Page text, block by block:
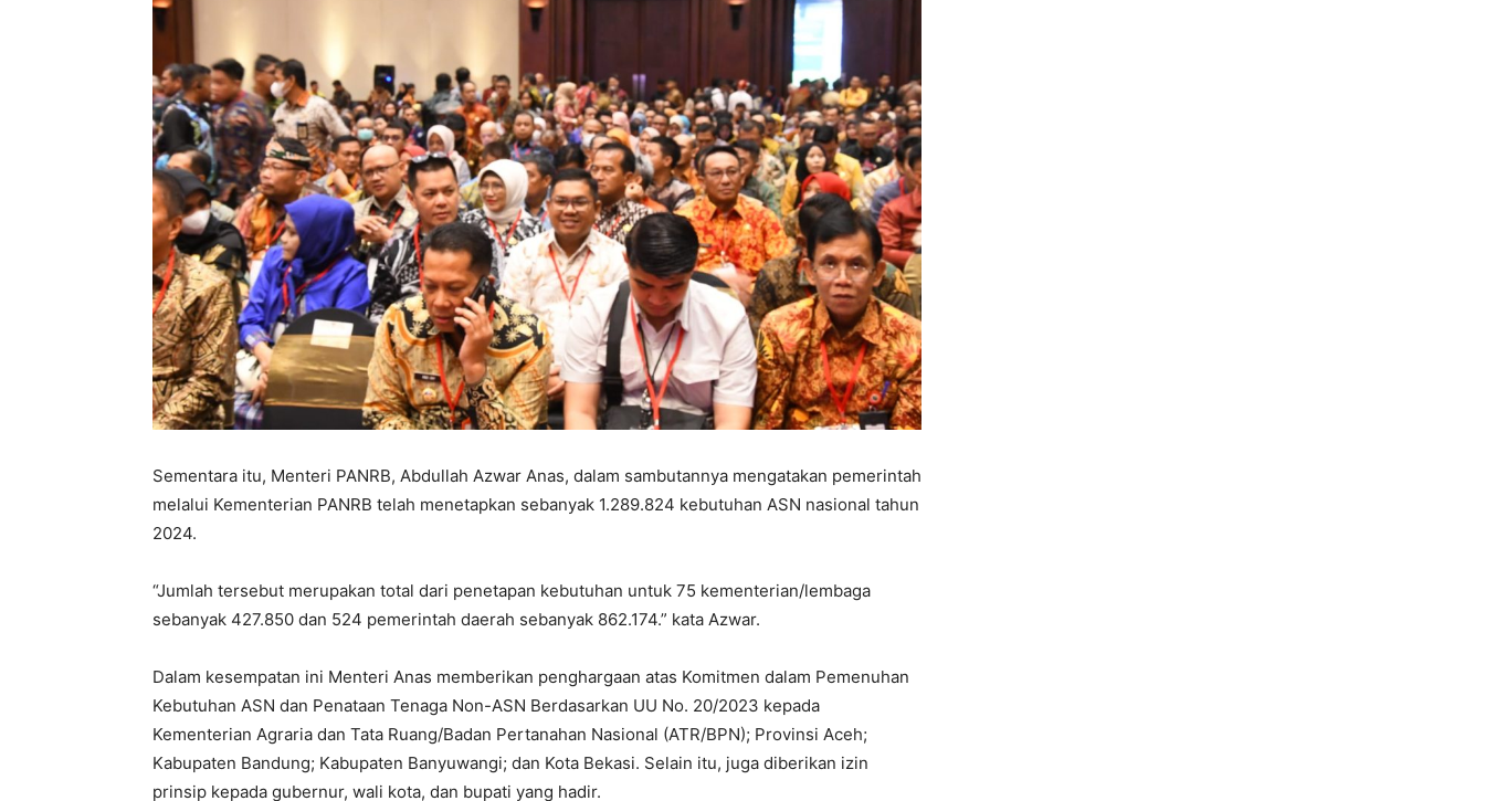
Sementara itu, Menteri PANRB, Abdullah Azwar Anas, dalam sambutannya mengatakan pemerintah
melalui Kementerian PANRB telah menetapkan sebanyak 1.289.824 kebutuhan ASN nasional tahun
2024.
“Jumlah tersebut merupakan total dari penetapan kebutuhan untuk 75 kementerian/lembaga
sebanyak 427.850 dan 524 pemerintah daerah sebanyak 862.174.” kata Azwar.
Dalam kesempatan ini Menteri Anas memberikan penghargaan atas Komitmen dalam Pemenuhan
Kebutuhan ASN dan Penataan Tenaga Non-ASN Berdasarkan UU No. 20/2023 kepada
Kementerian Agraria dan Tata Ruang/Badan Pertanahan Nasional (ATR/BPN); Provinsi Aceh;
Kabupaten Bandung; Kabupaten Banyuwangi; dan Kota Bekasi. Selain itu, juga diberikan izin
prinsip kepada gubernur, wali kota, dan bupati yang hadir.